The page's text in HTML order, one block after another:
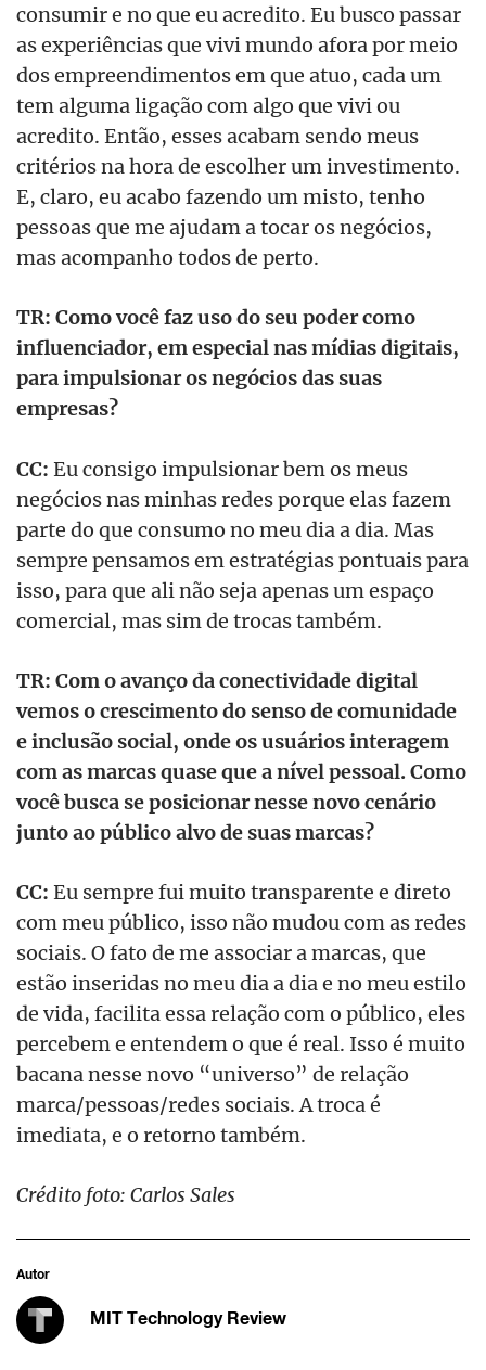
consumir e no que eu acredito. Eu busco passar
as experiências que vivi mundo afora por meio
dos empreendimentos em que atuo, cada um
tem alguma ligação com algo que vivi ou
acredito. Então, esses acabam sendo meus
critérios na hora de escolher um investimento.
E, claro, eu acabo fazendo um misto, tenho
pessoas que me ajudam a tocar os negócios,
mas acompanho todos de perto.
TR: Como você faz uso do seu poder como
influenciador, em especial nas mídias digitais,
para impulsionar os negócios das suas
empresas?
CC: Eu consigo impulsionar bem os meus
negócios nas minhas redes porque elas fazem
parte do que consumo no meu dia a dia. Mas
sempre pensamos em estratégias pontuais para
isso, para que ali não seja apenas um espaço
comercial, mas sim de trocas também.
TR: Com o avanço da conectividade digital
vemos o crescimento do senso de comunidade
e inclusão social, onde os usuários interagem
com as marcas quase que a nível pessoal. Como
você busca se posicionar nesse novo cenário
junto ao público alvo de suas marcas?
CC: Eu sempre fui muito transparente e direto
com meu público, isso não mudou com as redes
sociais. O fato de me associar a marcas, que
estão inseridas no meu dia a dia e no meu estilo
de vida, facilita essa relação com o público, eles
percebem e entendem o que é real. Isso é muito
bacana nesse novo “universo” de relação
marca/pessoas/redes sociais. A troca é
imediata, e o retorno também.
Crédito foto: Carlos Sales
Autor
MIT Technology Review